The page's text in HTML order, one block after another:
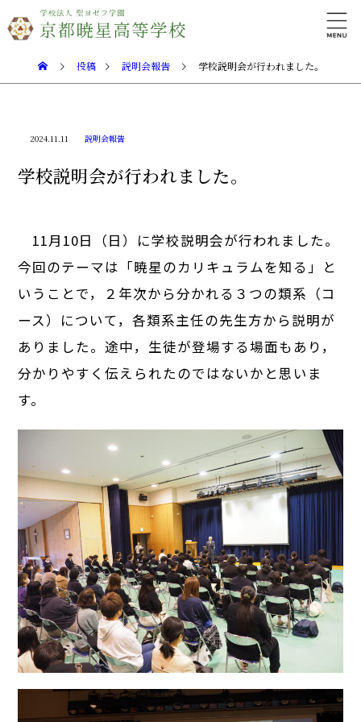
投稿 説明会報告 学校説明会が行われました。
2024.11.11 説明会報告
学校説明会が行われました。
11月10日（日）に学校説明会が行われました。
今回のテーマは「暁星のカリキュラムを知る」と
いうことで，２年次から分かれる３つの類系（コ
ース）について，各類系主任の先生方から説明が
ありました。途中，生徒が登場する場面もあり，
分かりやすく伝えられたのではないかと思いま
す。